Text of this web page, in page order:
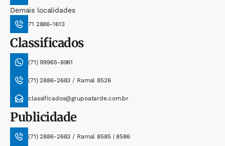
Demais localidades
71 2886-1613
Classificados
(71) 99965-8961
(71) 2886-2683 / Ramal 8526
classificados@grupoatarde.com.br
Publicidade
(71) 2886-2683 / Ramal 8585 | 8586